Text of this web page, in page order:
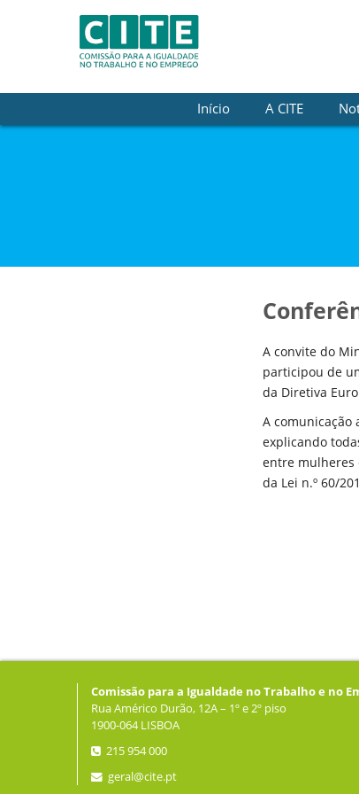
Início A CITE
A convite do
participou de
da Diretiva
A comunicação
explicando
entre mulheres
da Lei n.º 60/
Comissão para a Igualdade no Trabalho e no
Rua Américo Durão, 12A – 1º e 2º piso
1900-064 LISBOA
215 954 000
geral@cite.pt